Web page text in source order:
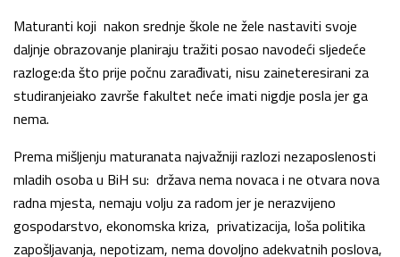
Maturanti koji nakon srednje škole ne žele nastaviti svoje
daljnje obrazovanje planiraju tražiti posao navodeći sljedeće
razloge:da što prije počnu zarađivati, nisu zaineteresirani za
studiranjeiako završe fakultet neće imati nigdje posla jer ga
nema.
Prema mišljenju maturanata najvažniji razlozi nezaposlenosti
mladih osoba u BiH su: država nema novaca i ne otvara nova
radna mjesta, nemaju volju za radom jer je nerazvijeno
gospodarstvo, ekonomska kriza, privatizacija, loša politika
zapošljavanja, nepotizam, nema dovoljno adekvatnih poslova,